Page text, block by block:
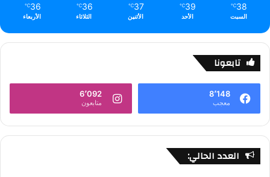
38
℃
السبت
39
℃
الأحد
37
℃
الأثنين
36
℃
الثلاثاء
36
℃
الأربعاء
تابعونا
8٬148
معجب
6٬092
متابعون
العدد الحالي: